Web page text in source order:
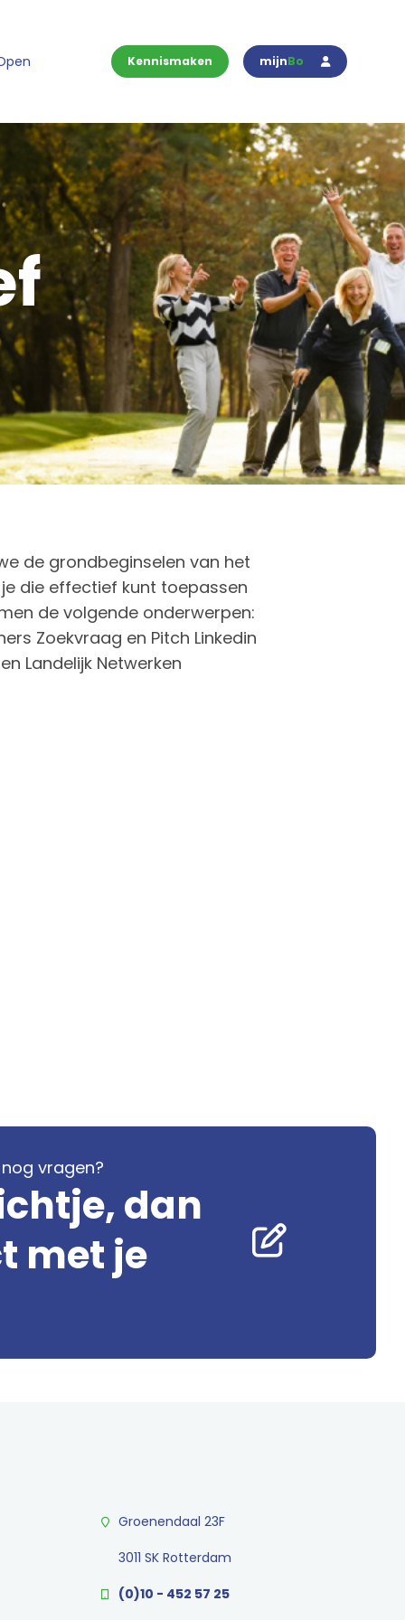
Kennismaken mijnBo
de grondbeginselen van het
die effectief kunt toepassen
de volgende onderwerpen:
Zoekvraag en Pitch Linkedin
Landelijk Netwerken
vragen?
dan
met je
Groenendaal 23F
3011 SK Rotterdam
(0)10 - 452 57 25